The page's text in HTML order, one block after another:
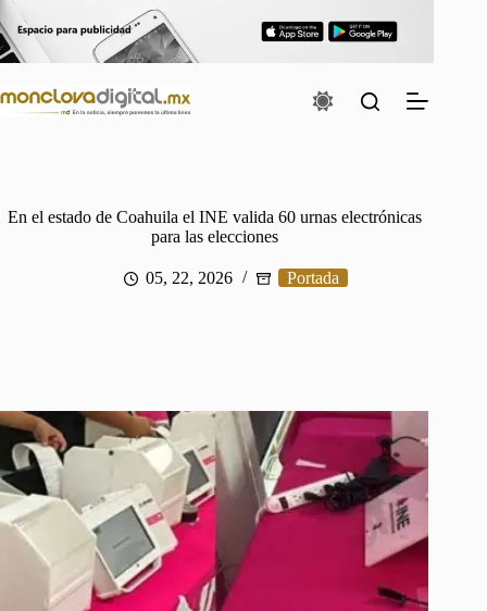
al
contenido
En el estado de Coahuila el INE valida 60 urnas electrónicas
para las elecciones
05, 22, 2026 Portada